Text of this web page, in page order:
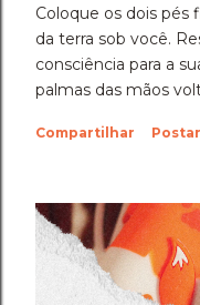
Coloque os dois pés
da terra sob você.
consciência para a
palmas das mãos
fechar os olhos. ​Veja
consciente que fez
em que, mesmo
Ninguém viu a
Deus
Compartilhar